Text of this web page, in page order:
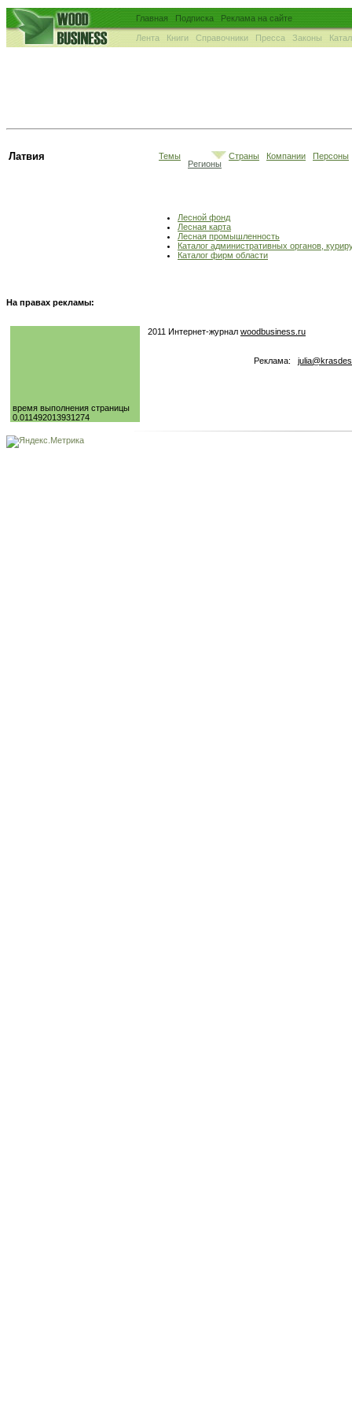
Главная Подписка Реклама на сайте
Лента Книги Справочники Пресса Законы
Латвия
Темы
Регионы
Страны Компании Персоны
Лесной фонд
Лесная карта
Лесная промышленность
Каталог административных органов,
Каталог фирм области
На правах рекламы:
время выполнения страницы
0.011492013931274
2011 Интернет-журнал woodbusiness.ru
Реклама: